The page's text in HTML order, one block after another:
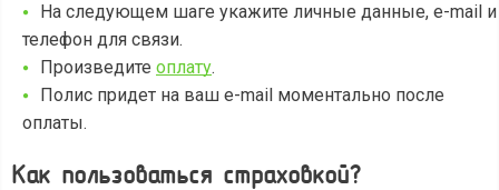
На следующем шаге укажите личные данные, e-mail и
телефон для связи.
Произведите оплату.
Полис придет на ваш e-mail моментально после
оплаты.
Как пользоваться страховкой?